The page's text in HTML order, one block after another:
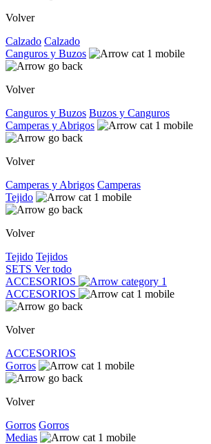
Volver
Calzado Calzado
Canguros y Buzos
Volver
Canguros y Buzos Buzos y Canguros
Camperas y Abrigos
Volver
Camperas y Abrigos Camperas
Tejido
Volver
Tejido Tejidos
SETS Ver todo
ACCESORIOS
ACCESORIOS
Volver
ACCESORIOS
Gorros
Volver
Gorros Gorros
Medias